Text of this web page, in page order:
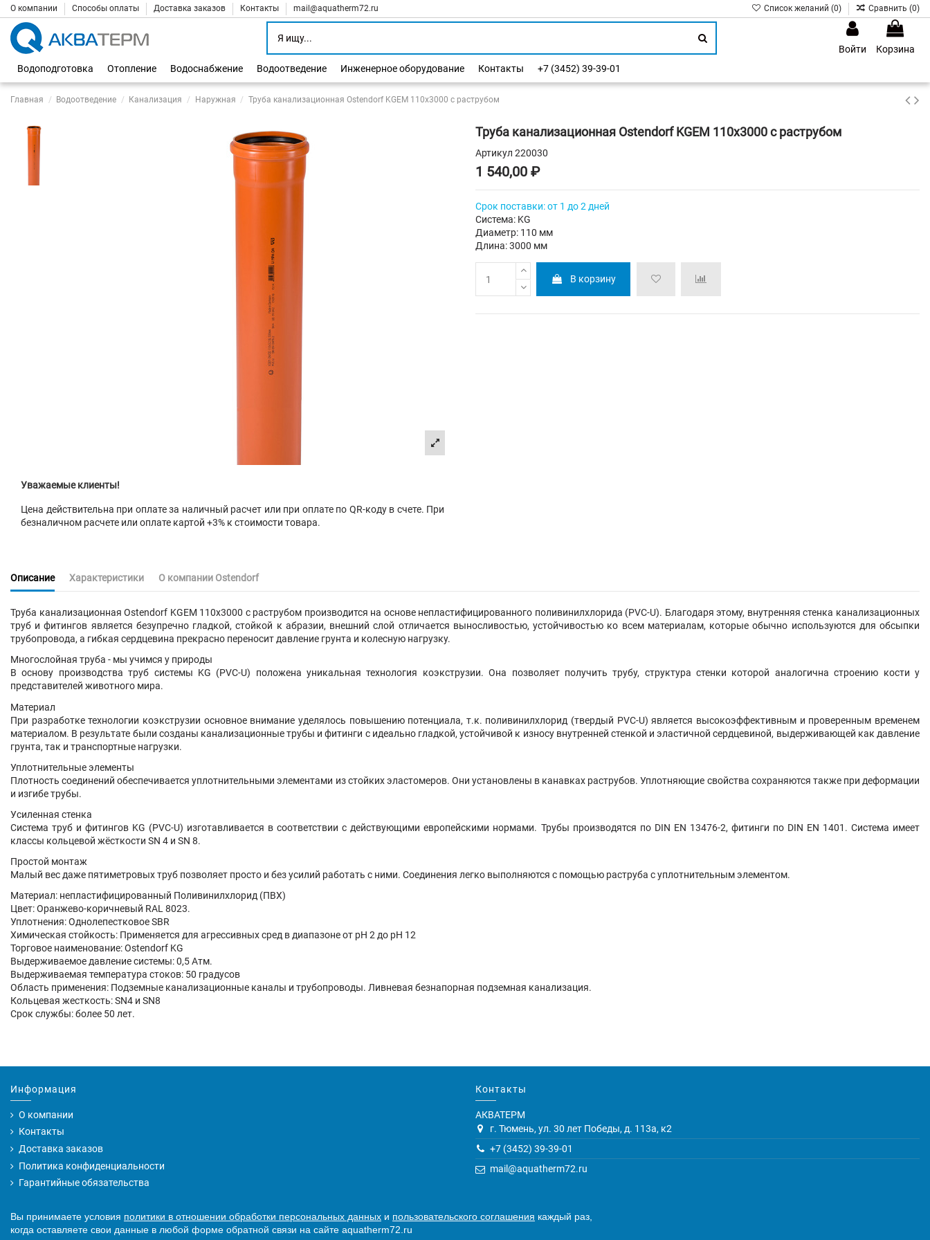
О компании Способы оплаты Доставка заказов Контакты mail@aquatherm72.ru Список желаний (0) Сравнить (0)
Войти
Корзина
Водоподготовка
Отопление Водоснабжение Водоотведение Инженерное оборудование Контакты +7 (3452) 39-39-01
Главная Водоотведение Канализация Наружная Труба канализационная Ostendorf KGEM 110х3000 с раструбом
Уважаемые клиенты!
Цена действительна при оплате за наличный расчет или при оплате по QR-коду в счете. При
безналичном расчете или оплате картой +3% к стоимости товара.
Труба канализационная Ostendorf KGEM 110х3000 с раструбом
Артикул 220030
1 540,00 ₽
Срок поставки: от 1 до 2 дней
Система: KG
Диаметр: 110 мм
Длина: 3000 мм
В корзину
Описание Характеристики О компании Ostendorf
Труба канализационная Ostendorf KGEM 110х3000 с раструбом производится на основе непластифицированного поливинилхлорида (PVC-U). Благодаря этому, внутренняя стенка канализационных
труб и фитингов является безупречно гладкой, стойкой к абразии, внешний слой отличается выносливостью, устойчивостью ко всем материалам, которые обычно используются для обсыпки
трубопровода, а гибкая сердцевина прекрасно переносит давление грунта и колесную нагрузку.
Многослойная труба - мы учимся у природы
В основу производства труб системы KG (PVC-U) положена уникальная технология коэкструзии. Она позволяет получить трубу, структура стенки которой аналогична строению кости у
представителей животного мира.
Материал
При разработке технологии коэкструзии основное внимание уделялось повышению потенциала, т.к. поливинилхлорид (твердый PVC-U) является высокоэффективным и проверенным временем
материалом. В результате были созданы канализационные трубы и фитинги с идеально гладкой, устойчивой к износу внутренней стенкой и эластичной сердцевиной, выдерживающей как давление
грунта, так и транспортные нагрузки.
Уплотнительные элементы
Плотность соединений обеспечивается уплотнительными элементами из стойких эластомеров. Они установлены в канавках раструбов. Уплотняющие свойства сохраняются также при деформации
и изгибе трубы.
Усиленная стенка
Система труб и фитингов KG (PVC-U) изготавливается в соответствии с действующими европейскими нормами. Трубы производятся по DIN EN 13476-2, фитинги по DIN EN 1401. Система имеет
классы кольцевой жёсткости SN 4 и SN 8.
Простой монтаж
Малый вес даже пятиметровых труб позволяет просто и без усилий работать с ними. Соединения легко выполняются с помощью раструба с уплотнительным элементом.
Материал: непластифицированный Поливинилхлорид (ПВХ)
Цвет: Оранжево-коричневый RAL 8023.
Уплотнения: Однолепестковое SBR
Химическая стойкость: Применяется для агрессивных сред в диапазоне от pH 2 до pH 12
Торговое наименование: Ostendorf KG
Выдерживаемое давление системы: 0,5 Атм.
Выдерживаемая температура стоков: 50 градусов
Область применения: Подземные канализационные каналы и трубопроводы. Ливневая безнапорная подземная канализация.
Кольцевая жесткость: SN4 и SN8
Срок службы: более 50 лет.
Информация
О компании
Контакты
Доставка заказов
Политика конфиденциальности
Гарантийные обязательства
Контакты
АКВАТЕРМ
г. Тюмень, ул. 30 лет Победы, д. 113а, к2
+7 (3452) 39-39-01
mail@aquatherm72.ru
Вы принимаете условия политики в отношении обработки персональных данных и пользовательского соглашения каждый раз,
когда оставляете свои данные в любой форме обратной связи на сайте aquatherm72.ru